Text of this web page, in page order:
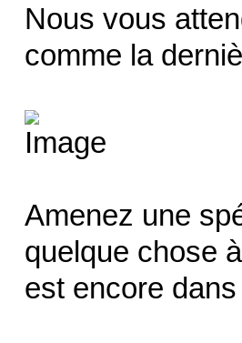
Nous vous
comme la
Amenez une
quelque chose
est encore